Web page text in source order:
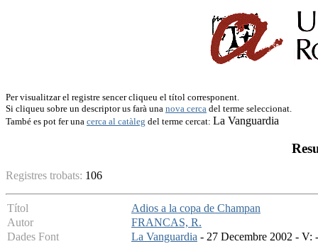
Per visualitzar el registre sencer cliqueu el títol corresponent.
Si cliqueu sobre un descriptor us farà una nova cerca del terme seleccionat.
També es pot fer una cerca al catàleg del terme cercat: La Vanguardia
Registres trobats: 106
Títol
Adios a la copa de Champan
Autor
FRANCAS, R.
Dades Font
La Vanguardia - 27 Decembre 2002 - V: